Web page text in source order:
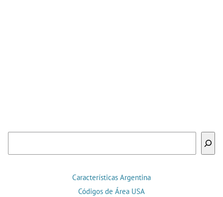
Características Argentina
Códigos de Área USA